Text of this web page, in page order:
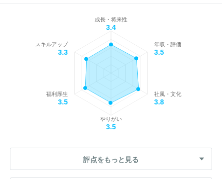
成長・将来性
3.4
年収・評価
3.5
社風・文化
3.8
やりがい
3.5
福利厚生
3.5
スキルアップ
3.3
評点をもっと見る